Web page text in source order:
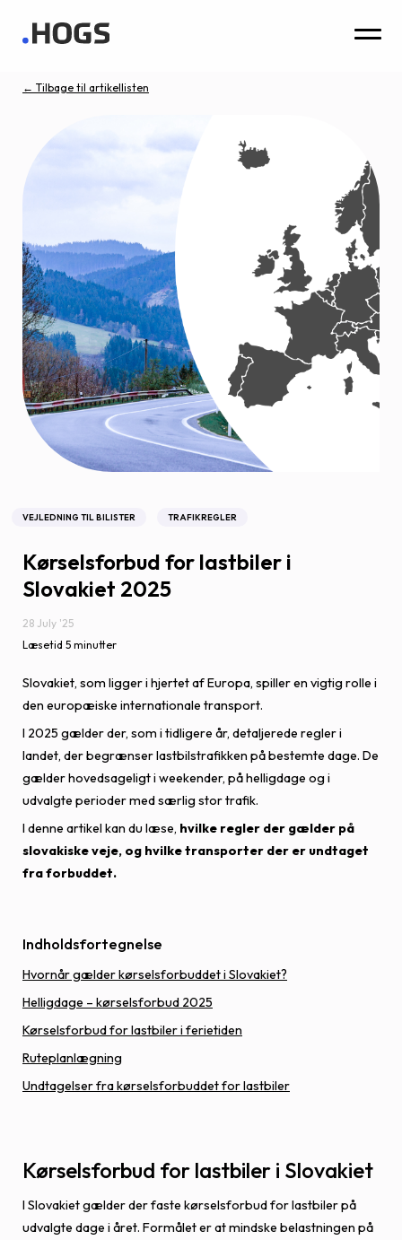
← Tilbage til artikellisten
VEJLEDNING TIL BILISTER TRAFIKREGLER
Kørselsforbud for lastbiler i
Slovakiet 2025
28 July '25
Læsetid 5 minutter
Slovakiet, som ligger i hjertet af Europa, spiller en vigtig rolle i
den europæiske internationale transport.
I 2025 gælder der, som i tidligere år, detaljerede regler i
landet, der begrænser lastbilstrafikken på bestemte dage. De
gælder hovedsageligt i weekender, på helligdage og i
udvalgte perioder med særlig stor trafik.
I denne artikel kan du læse, hvilke regler der gælder på
slovakiske veje, og hvilke transporter der er undtaget
fra forbuddet.
Indholdsfortegnelse
Hvornår gælder kørselsforbuddet i Slovakiet?
Helligdage – kørselsforbud 2025
Kørselsforbud for lastbiler i ferietiden
Ruteplanlægning
Undtagelser fra kørselsforbuddet for lastbiler
Kørselsforbud for lastbiler i Slovakiet
I Slovakiet gælder der faste kørselsforbud for lastbiler på
udvalgte dage i året. Formålet er at mindske belastningen på